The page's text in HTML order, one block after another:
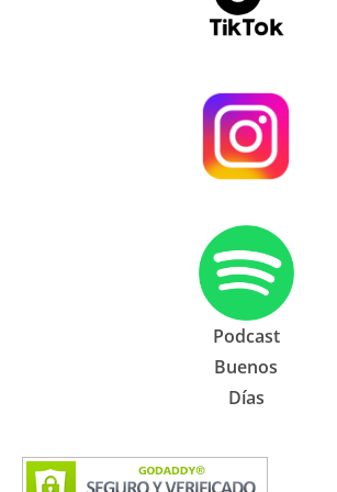
Podcast
Buenos
Días